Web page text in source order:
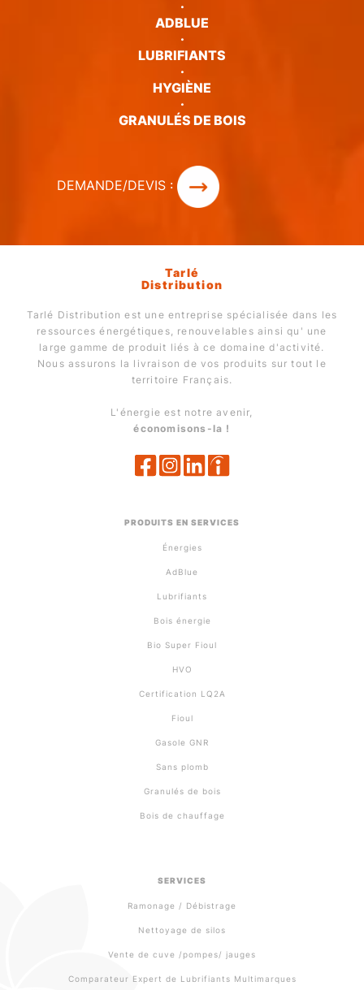
·
ADBLUE
·
LUBRIFIANTS
·
HYGIÈNE
·
GRANULÉS DE BOIS
DEMANDE/DEVIS :
Tarlé
Distribution
Tarlé Distribution est une entreprise spécialisée dans les
ressources énergétiques, renouvelables ainsi qu' une
large gamme de produit liés à ce domaine d'activité.
Nous assurons la livraison de vos produits sur tout le
territoire Français.
L'énergie est notre avenir,
économisons-la !
PRODUITS EN SERVICES
Énergies
AdBlue
Lubrifiants
Bois énergie
Bio Super Fioul
HVO
Certification LQ2A
Fioul
Gasole GNR
Sans plomb
Granulés de bois
Bois de chauffage
SERVICES
Ramonage / Débistrage
Nettoyage de silos
Vente de cuve /pompes/ jauges
Comparateur Expert de Lubrifiants Multimarques